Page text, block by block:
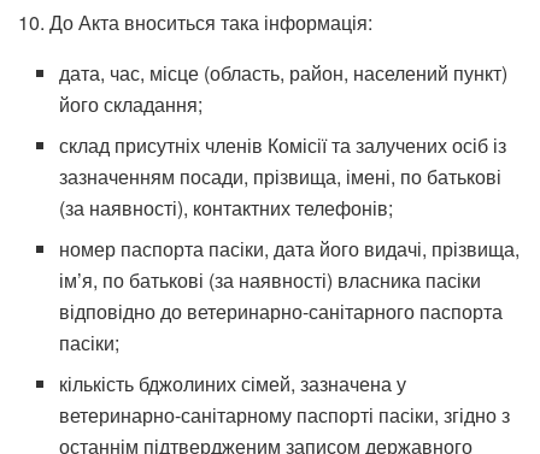
10. До Акта вноситься така інформація:
дата, час, місце (область, район, населений пункт)
його складання;
склад присутніх членів Комісії та залучених осіб із
зазначенням посади, прізвища, імені, по батькові
(за наявності), контактних телефонів;
номер паспорта пасіки, дата його видачі, прізвища,
ім’я, по батькові (за наявності) власника пасіки
відповідно до ветеринарно-санітарного паспорта
пасіки;
кількість бджолиних сімей, зазначена у
ветеринарно-санітарному паспорті пасіки, згідно з
останнім підтвердженим записом державного